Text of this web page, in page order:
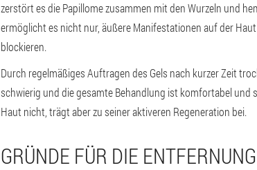
zerstört es die Papillome zusammen mit den Wurzeln und
ermöglicht es nicht nur, äußere Manifestationen auf der
blockieren.
Durch regelmäßiges Auftragen des Gels nach kurzer Zeit
schwierig und die gesamte Behandlung ist komfortabel und
Haut nicht, trägt aber zu seiner aktiveren Regeneration bei.
GRÜNDE FÜR DIE